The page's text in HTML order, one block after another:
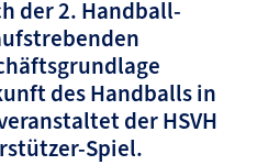
der 2. Handball-
des Handballs in
der HSVH
Spiel.